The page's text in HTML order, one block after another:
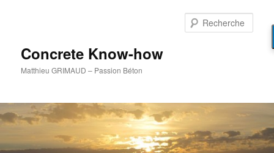
Concrete Know-how
Matthieu GRIMAUD – Passion Béton